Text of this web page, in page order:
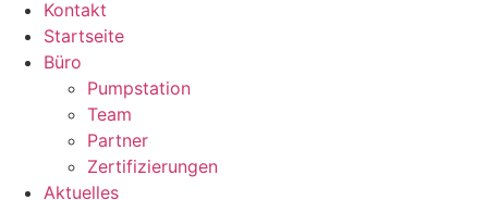
Kontakt
Startseite
Büro
Pumpstation
Team
Partner
Zertifizierungen
Aktuelles